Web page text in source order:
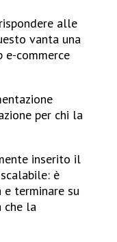
alle
vanta una
commerce
per chi la
inserito il
: è
terminare su
che la